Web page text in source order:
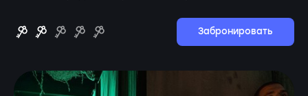
Забронировать